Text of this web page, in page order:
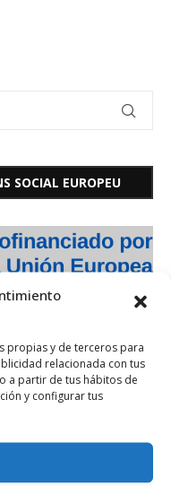
propias y de terceros para
relacionada con tus
a partir de tus hábitos de
y configurar tus
SOCIAL EUROPEU